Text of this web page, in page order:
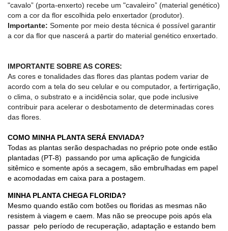
"cavalo” (porta-enxerto) recebe um "cavaleiro” (material genético)
com a cor da flor escolhida pelo enxertador (produtor).
Importante: Somente por meio desta técnica é possível garantir
a cor da flor que nascerá a partir do material genético enxertado.
IMPORTANTE SOBRE AS CORES:
As cores e tonalidades das flores das plantas podem variar de
acordo com a tela do seu celular e ou computador, a fertirrigação,
o clima, o substrato e a incidência solar, que pode inclusive
contribuir para acelerar o desbotamento de determinadas cores
das flores.
COMO MINHA PLANTA SERÁ ENVIADA?
Todas as plantas serão despachadas no préprio pote onde estão
plantadas (PT-8) passando por uma aplicação de fungicida
sitêmico e somente após a secagem, são embrulhadas em papel
e acomodadas em caixa para a postagem.
MINHA PLANTA CHEGA FLORIDA?
Mesmo quando estão com botões ou floridas as mesmas não
resistem à viagem e caem. Mas não se preocupe pois após ela
passar pelo período de recuperação, adaptação e estando bem